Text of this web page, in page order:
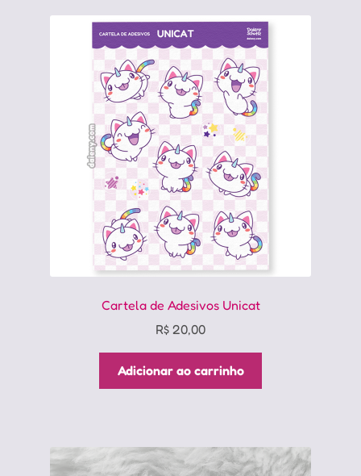
Cartela de Adesivos Unicat
R$ 20,00
Adicionar ao carrinho